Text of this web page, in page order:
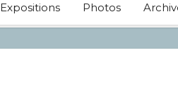
Expositions Photos